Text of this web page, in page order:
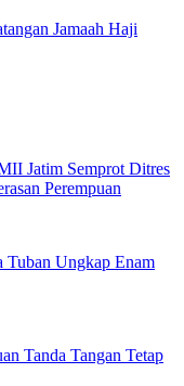
Jamaah Haji
Jatim Semprot Ditres
Perempuan
Tuban Ungkap Enam
Tanda Tangan Tetap